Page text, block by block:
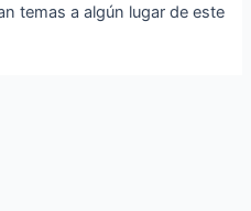
temas a algún lugar de este